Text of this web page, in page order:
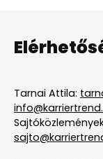
Tarnai Attila: